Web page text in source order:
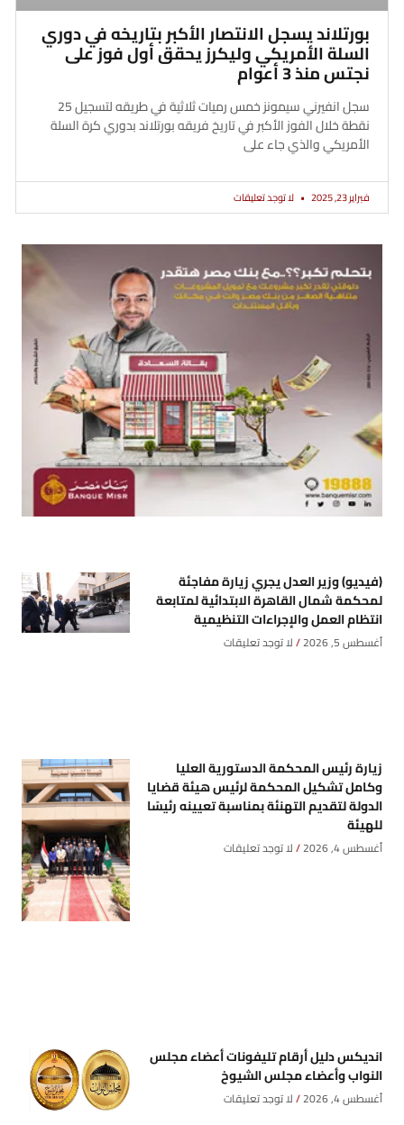
بورتلاند يسجل الانتصار الأكبر بتاريخه في دوري
السلة الأمريكي وليكرز يحقق أول فوز على
نجتس منذ 3 أعوام
سجل انفيرني سيمونز خمس رميات ثلاثية في طريقه لتسجيل 25
نقطة خلال الفوز الأكبر في تاريخ فريقه بورتلاند بدوري كرة السلة
الأمريكي والذي جاء على
فبراير 23, 2025 لا توجد تعليقات
(فيديو) وزير العدل يجري زيارة مفاجئة
لمحكمة شمال القاهرة الابتدائية لمتابعة
انتظام العمل والإجراءات التنظيمية
أغسطس 5, 2026 لا توجد تعليقات
زيارة رئيس المحكمة الدستورية العليا
وكامل تشكيل المحكمة لرئيس هيئة قضايا
الدولة لتقديم التهنئة بمناسبة تعيينه رئيسًا
للهيئة
أغسطس 4, 2026 لا توجد تعليقات
انديكس دليل أرقام تليفونات أعضاء مجلس
النواب وأعضاء مجلس الشيوخ
أغسطس 4, 2026 لا توجد تعليقات